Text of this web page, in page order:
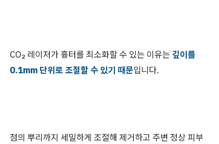
CO₂ 레이저가 흉터를 최소화할 수 있는 이유는 깊이를
0.1mm 단위로 조절할 수 있기 때문입니다.
점의 뿌리까지 세밀하게 조절해 제거하고 주변 정상 피부